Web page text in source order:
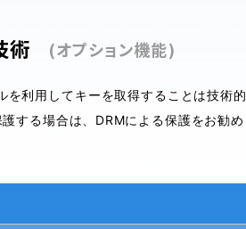
術 (オプション機能)
利用してキーを取得することは技術
する場合は、DRMによる保護をお勧